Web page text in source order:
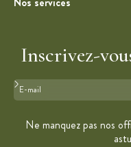
Inscrivez-
Format :
Ne manquez pas nos